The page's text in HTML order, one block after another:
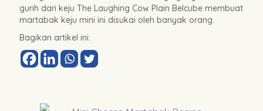
gurih dari keju The Laughing Cow Plain Belcube membuat
martabak keju mini ini disukai oleh banyak orang.
Bagikan artikel ini: